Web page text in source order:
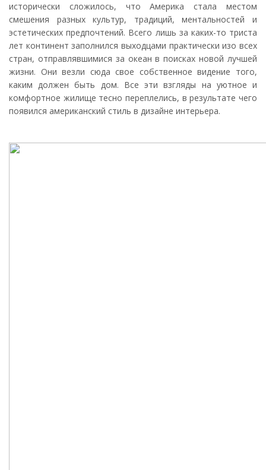
исторически сложилось, что Америка стала местом
смешения разных культур, традиций, ментальностей и
эстетических предпочтений. Всего лишь за каких-то триста
лет континент заполнился выходцами практически изо всех
стран, отправлявшимися за океан в поисках новой лучшей
жизни. Они везли сюда свое собственное видение того,
каким должен быть дом. Все эти взгляды на уютное и
комфортное жилище тесно переплелись, в результате чего
появился американский стиль в дизайне интерьера.